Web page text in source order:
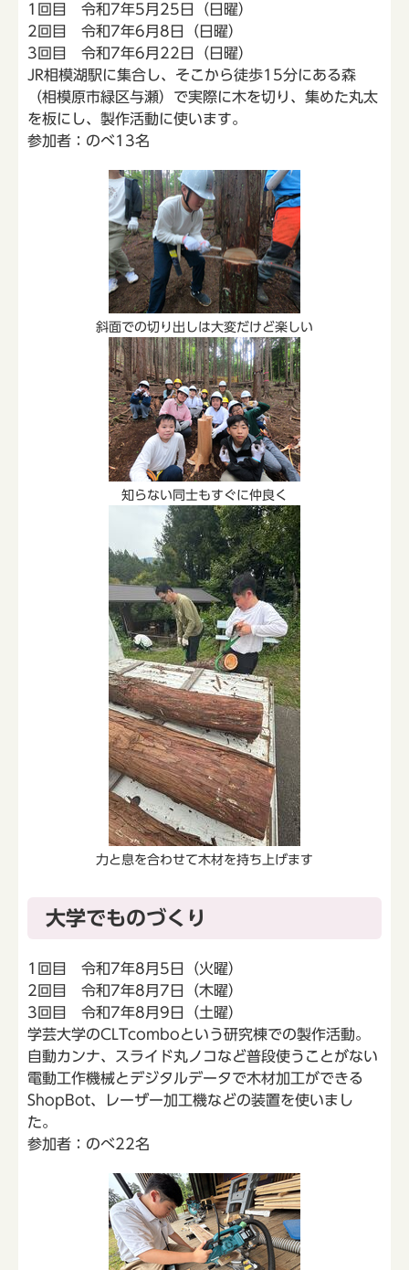
1回目 令和7年5月25日（日曜）
2回目 令和7年6月8日（日曜）
3回目 令和7年6月22日（日曜）
JR相模湖駅に集合し、そこから徒歩15分にある森
（相模原市緑区与瀬）で実際に木を切り、集めた丸太
を板にし、製作活動に使います。
参加者：のべ13名
斜面での切り出しは大変だけど楽しい
知らない同士もすぐに仲良く
力と息を合わせて木材を持ち上げます
大学でものづくり
1回目 令和7年8月5日（火曜）
2回目 令和7年8月7日（木曜）
3回目 令和7年8月9日（土曜）
学芸大学のCLTcomboという研究棟での製作活動。
自動カンナ、スライド丸ノコなど普段使うことがない
電動工作機械とデジタルデータで木材加工ができる
ShopBot、レーザー加工機などの装置を使いまし
た。
参加者：のべ22名